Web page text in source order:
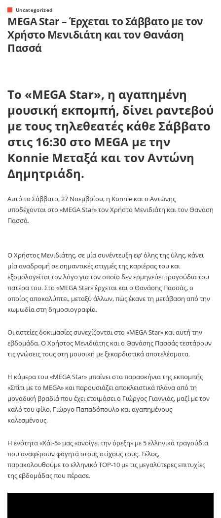
Uncategorized
MEGA Star – Έρχεται το Σάββατο με τον
Χρήστο Μενιδιάτη και τον Θανάση
Πασσά
Το «MEGA Star», η αγαπημένη
μουσική εκπομπή, δίνει ραντεβού
με τους τηλεθεατές κάθε Σάββατο
στις 16:30 στο MEGA με την
Konnie Μεταξά και τον Αντώνη
Δημητριάδη.
Αυτό το Σάββατο, 27 Νοεμβρίου, η Konnie και ο Αντώνης
υποδέχονται στο «MEGA Star» τον Χρήστο Μενιδιάτη και τον Θανάση
Πασσά.
Ο Χρήστος Μενιδιάτης, σε μία συνέντευξη εφ’ όλης της ύλης, κάνει
μία αναδρομή σε σημαντικές στιγμές της καριέρας του και
εξομολογείται τον λόγο για τον οποίο δεν ερμηνεύει τραγούδια του
πατέρα του. Στο «MEGA Star» έρχεται και ο Θανάσης Πασσάς, ο
οποίος αποκαλύπτει, μεταξύ άλλων, πώς έκανε τη μετάβαση από την
κωμωδία στη δημοσιογραφία.
Οι αστείες δοκιμασίες συνεχίζονται στο «MEGA Star» και αυτή την
εβδομάδα. Ο Χρήστος Μενιδιάτης και ο Θανάσης Πασσάς τεστάρουν
τις γνώσεις τους στη μουσική με ξεκαρδιστικά αποτελέσματα.
Η κάμερα του «MEGA Star» μπαίνει στα παρασκήνια της εκπομπής
«Σπίτι με το MEGA» και παρουσιάζει αποκλειστικά πλάνα από τη
μοναδική βραδιά που έχει ετοιμάσει ο Γιώργος Γιαννιάς, μαζί με τον
καλό του φίλο, Γιώργο Παπαδόπουλο και αγαπημένους
καλεσμένους.
Η ενότητα «Χάι-5» μας «ανοίγει την όρεξη» με 5 ελληνικά τραγούδια
που αναφέρουν φαγητά στους στίχους τους. Τέλος,
παρακολουθούμε το ελληνικό TOP-10 με τις μεγαλύτερες επιτυχίες
της εβδομάδας που πέρασε.